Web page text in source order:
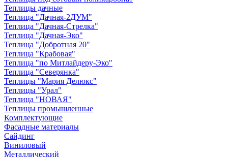
Теплицы дачные
Теплица "Дачная-2ДУМ"
Теплица "Дачная-Стрелка"
Теплица "Дачная-Эко"
Теплица "Добротная 20"
Теплица "Крабовая"
Теплица "по Митлайдеру-Эко"
Теплица "Северянка"
Теплицы "Мария Делюкс"
Теплицы "Урал"
Теплица "НОВАЯ"
Теплицы промышленные
Комплектующие
Фасадные материалы
Сайдинг
Виниловый
Металлический